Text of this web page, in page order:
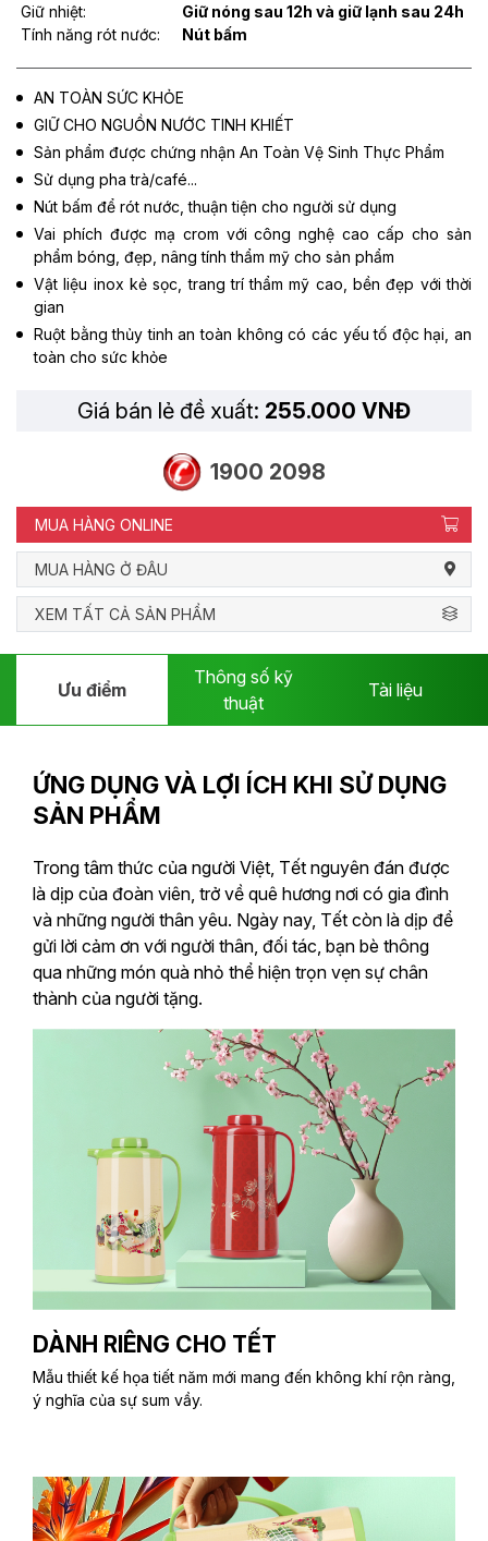
Giữ nhiệt:
Giữ nóng sau 12h và giữ lạnh sau 24h
Tính năng rót nước:
Nút bấm
AN TOÀN SỨC KHỎE
GIỮ CHO NGUỒN NƯỚC TINH KHIẾT
Sản phẩm được chứng nhận An Toàn Vệ Sinh Thực Phẩm
Sử dụng pha trà/café...
Nút bấm để rót nước, thuận tiện cho người sử dụng
Vai phích được mạ crom với công nghệ cao cấp cho sản
phẩm bóng, đẹp, nâng tính thẩm mỹ cho sản phẩm
Vật liệu inox kẻ sọc, trang trí thẩm mỹ cao, bền đẹp với thời
gian
Ruột bằng thủy tinh an toàn không có các yếu tố độc hại, an
toàn cho sức khỏe
Giá bán lẻ đề xuất: 255.000 VNĐ
1900 2098
MUA HÀNG ONLINE
MUA HÀNG Ở ĐÂU
XEM TẤT CẢ SẢN PHẨM
Ưu điểm
Thông số kỹ
thuật
Tài liệu
ỨNG DỤNG VÀ LỢI ÍCH KHI SỬ DỤNG
SẢN PHẨM
Trong tâm thức của người Việt, Tết nguyên đán được
là dịp của đoàn viên, trở về quê hương nơi có gia đình
và những người thân yêu. Ngày nay, Tết còn là dịp để
gửi lời cảm ơn với người thân, đối tác, bạn bè thông
qua những món quà nhỏ thể hiện trọn vẹn sự chân
thành của người tặng.
DÀNH RIÊNG CHO TẾT
Mẫu thiết kế họa tiết năm mới mang đến không khí rộn ràng,
ý nghĩa của sự sum vầy.